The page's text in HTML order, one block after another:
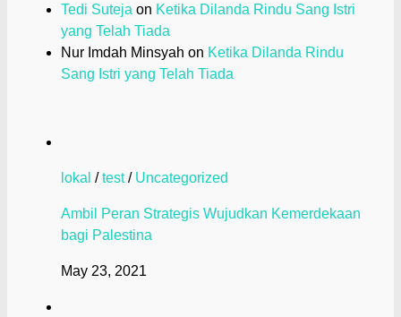
Tedi Suteja on Ketika Dilanda Rindu Sang Istri
yang Telah Tiada
Nur Imdah Minsyah on Ketika Dilanda Rindu
Sang Istri yang Telah Tiada
lokal /test/ Uncategorized
Ambil Peran Strategis Wujudkan Kemerdekaan
bagi Palestina
May 23, 2021